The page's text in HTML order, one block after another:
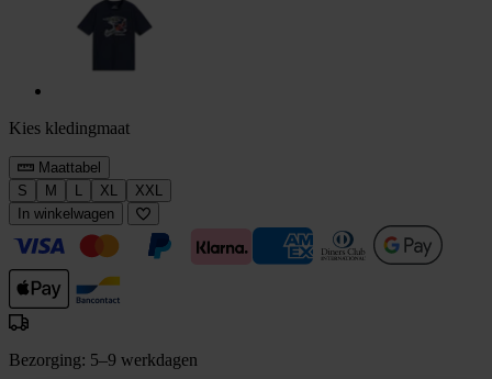
Kies kledingmaat
Maattabel
S
M L XL
XXL
In winkelwagen
Bezorging: 5–9 werkdagen